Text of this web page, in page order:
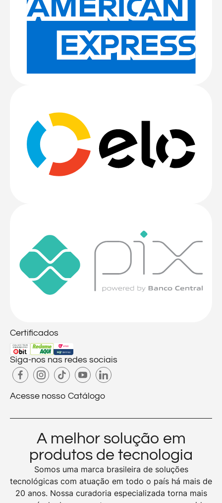
Certificados
Siga-nos nas redes sociais
Acesse nosso Catálogo
A melhor solução em
produtos de tecnologia
Somos uma marca brasileira de soluções
tecnológicas com atuação em todo o país há mais de
20 anos. Nossa curadoria especializada torna mais